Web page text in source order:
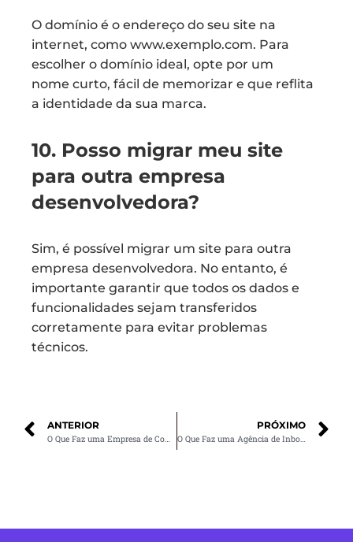
O domínio é o endereço do seu site na
internet, como www.exemplo.com. Para
escolher o domínio ideal, opte por um
nome curto, fácil de memorizar e que reflita
a identidade da sua marca.
10. Posso migrar meu site
para outra empresa
desenvolvedora?
Sim, é possível migrar um site para outra
empresa desenvolvedora. No entanto, é
importante garantir que todos os dados e
funcionalidades sejam transferidos
corretamente para evitar problemas
técnicos.
ANTERIOR PRÓXIMO
O Que Faz uma Agência de Inbound Marketing?